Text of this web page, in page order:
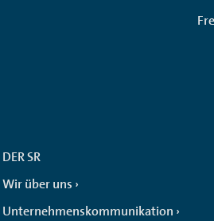
DER SR
Wir über uns
Unternehmenskommunikation